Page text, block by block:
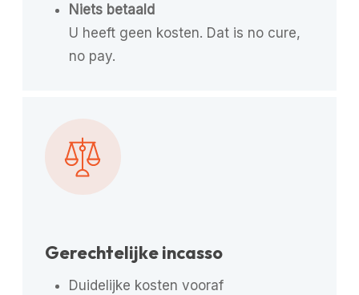
Niets betaald
U heeft geen kosten. Dat is no cure,
no pay.
Gerechtelijke incasso
Duidelijke kosten vooraf